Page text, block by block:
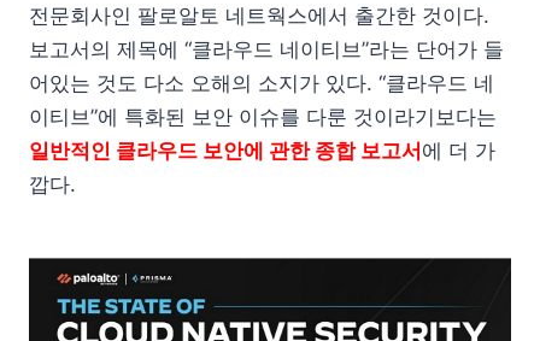
전문회사인 팔로알토 네트웍스에서 출간한 것이다.
보고서의 제목에 “클라우드 네이티브”라는 단어가 들
어있는 것도 다소 오해의 소지가 있다. “클라우드 네
이티브”에 특화된 보안 이슈를 다룬 것이라기보다는
일반적인 클라우드 보안에 관한 종합 보고서 에 더 가
깝다.